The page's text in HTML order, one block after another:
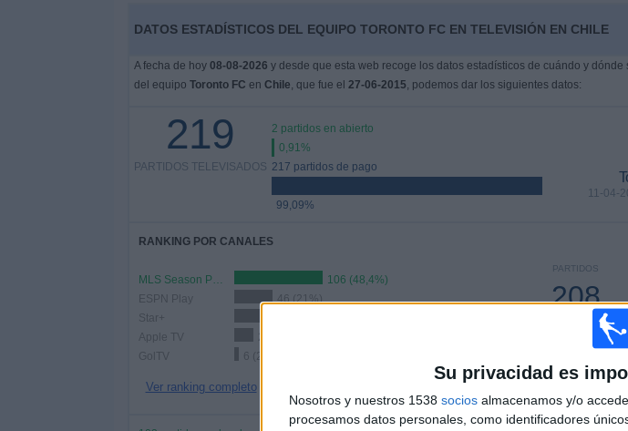
Su privacidad es
Nosotros y nuestros 1538 socios almacenamos y/o
procesamos datos personales, como identificadores
DATOS ESTADÍSTICOS DEL EQUIPO TORONTO FC EN TELEVISIÓN EN CHILE
A fecha de hoy 08-08-2026 y desde que esta web recoge los datos estadísticos de cuándo y dónde
del equipo Toronto FC en Chile, que fue el 27-06-2015, podemos dar los siguientes datos:
219
PARTIDOS TELEVISADOS
2 partidos en abierto
0,91%
217 partidos de pago
99,09%
11-04-
RANKING POR CANALES
MLS Season Pass
106 (48,4%)
ESPN Play
46 (21%)
Star+
Apple TV
23 (10,5%)
GolTV
6 (2,74%)
Ver ranking completo
PARTIDOS
208
CONSECUTIVOS